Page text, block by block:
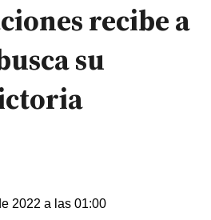
recibe a
su
2022 a las 01:00